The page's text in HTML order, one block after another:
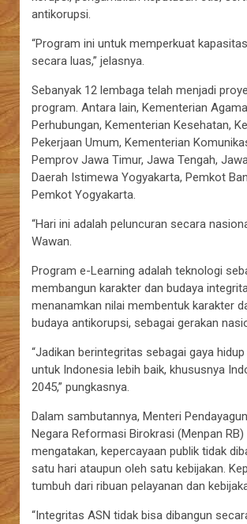
antikorupsi.
“Program ini untuk memperkuat
secara luas,” jelasnya.
Sebanyak 12 lembaga telah menjadi
program. Antara lain, Kementerian
Perhubungan, Kementerian Kesehatan,
Pekerjaan Umum, Kementerian
Pemprov Jawa Timur, Jawa Tengah,
Daerah Istimewa Yogyakarta, Pemkot
Pemkot Yogyakarta.
“Hari ini adalah peluncuran secara
Wawan.
Program e-Learning adalah teknologi
membangun karakter dan budaya
menanamkan nilai membentuk karakter
budaya antikorupsi, sebagai gerakan
“Jadikan berintegritas sebagai gaya
untuk Indonesia lebih baik, khususnya
2045,” pungkasnya.
Dalam sambutannya, Menteri
Negara Reformasi Birokrasi (Menpan RB)
mengatakan, kepercayaan publik tidak
satu hari ataupun oleh satu kebijakan.
tumbuh dari ribuan pelayanan dan
“Integritas ASN tidak bisa dibangun